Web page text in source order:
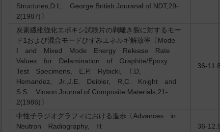
Structures,D.L. George:British Jouranal of NDT,29-
2(1987)〕
炭素繊維強化エポキシ試験片の剥離き裂に対するモー
ド1および混合モードひずみエネルギ解放率〔Mode
I and Mixed Mode Energy Release Rate
Values for Delamination of Graphite/Epoxy
Test Specimens, E.P. Rybicki, T.D,
Hemandez, Jr.,J.E. Deibler, R,C. Knight and
S.S. Vinson:Journal of Composite Materials,21-
2(1986)〕
36-
中性子ラジオグラフィにおける進歩〔Advances in
Neutron Radiography, H.
36-